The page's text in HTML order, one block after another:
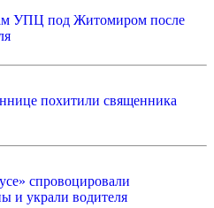
УПЦ под Житомиром после
похитили священника
спровоцировали
и украли водителя